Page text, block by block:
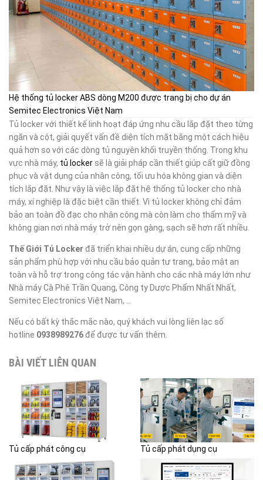
Hệ thống tủ locker ABS dòng M200 được trang bị cho dự án
Semitec Electronics Việt Nam
Tủ locker với thiết kế linh hoạt đáp ứng nhu cầu lắp đặt theo từng
ngăn và cột, giải quyết vấn đề diện tích mặt bằng một cách hiệu
quả hơn so với các dòng tủ nguyên khối truyền thống. Trong khu
vực nhà máy, tủ locker sẽ là giải pháp cần thiết giúp cất giữ đồng
phục và vật dụng của nhân công, tối ưu hóa không gian và diện
tích lắp đặt. Như vậy là việc lắp đặt hệ thống tủ locker cho nhà
máy, xí nghiệp là đặc biệt cần thiết. Vì tủ locker không chỉ đảm
bảo an toàn đồ đạc cho nhân công mà còn làm cho thẩm mỹ và
không gian nơi nhà máy trở nên gọn gàng, sạch sẽ hơn rất nhiều.
Thế Giới Tủ Locker đã triển khai nhiều dự án, cung cấp những
sản phẩm phù hợp với nhu cầu bảo quản tư trang, bảo mật an
toàn và hỗ trợ trong công tác vận hành cho các nhà máy lớn như
Nhà máy Cà Phê Trần Quang, Công ty Dược Phẩm Nhất Nhất,
Semitec Electronics Việt Nam, …
Nếu có bất kỳ thắc mắc nào, quý khách vui lòng liên lạc số
hotline 0938989276 để được tư vấn thêm.
BÀI VIẾT LIÊN QUAN
Tủ cấp phát công cụ Tủ cấp phát dụng cụ